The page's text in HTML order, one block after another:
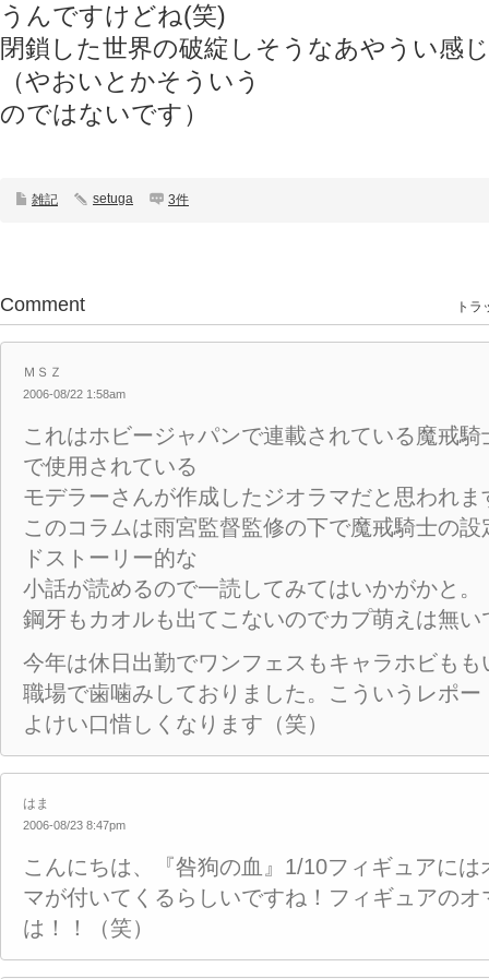
うんですけどね(笑)
閉鎖した世界の破綻しそうなあやうい感
（やおいとかそういう
のではないです）
雑記 setuga 3件
Comment トラ
ＭＳＺ
2006-08/22 1:58am
これはホビージャパンで連載されている魔戒
で使用されている
モデラーさんが作成したジオラマだと思われま
このコラムは雨宮監督監修の下で魔戒騎士の
ドストーリー的な
小話が読めるので一読してみてはいかがかと。
鋼牙もカオルも出てこないのでカプ萌えは無い
今年は休日出勤でワンフェスもキャラホビもも
職場で歯噛みしておりました。こういうレポー
よけい口惜しくなります（笑）
はま
2006-08/23 8:47pm
こんにちは、『咎狗の血』1/10フィギュアに
マが付いてくるらしいですね！フィギュアの
は！！（笑）